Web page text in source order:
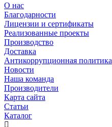
О нас
Благодарности
Лицензии и сертификаты
Реализованные проекты
Производство
Доставка
Антикоррупционная политика
Новости
Наша команда
Производители
Карта сайта
Статьи
Каталог